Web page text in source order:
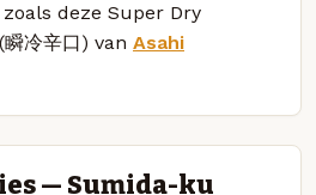
deze Super Dry
冷辛口) van Asahi
— Sumida-ku